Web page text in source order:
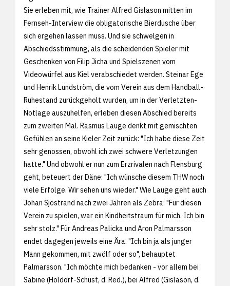
Sie erleben mit, wie Trainer Alfred Gislason mitten im
Fernseh-Interview die obligatorische Bierdusche über
sich ergehen lassen muss. Und sie schwelgen in
Abschiedsstimmung, als die scheidenden Spieler mit
Geschenken von Filip Jicha und Spielszenen vom
Videowürfel aus Kiel verabschiedet werden. Steinar Ege
und Henrik Lundström, die vom Verein aus dem Handball-
Ruhestand zurückgeholt wurden, um in der Verletzten-
Notlage auszuhelfen, erleben diesen Abschied bereits
zum zweiten Mal. Rasmus Lauge denkt mit gemischten
Gefühlen an seine Kieler Zeit zurück: "Ich habe diese Zeit
sehr genossen, obwohl ich zwei schwere Verletzungen
hatte." Und obwohl er nun zum Erzrivalen nach Flensburg
geht, beteuert der Däne: "Ich wünsche diesem THW noch
viele Erfolge. Wir sehen uns wieder." Wie Lauge geht auch
Johan Sjöstrand nach zwei Jahren als Zebra: "Für diesen
Verein zu spielen, war ein Kindheitstraum für mich. Ich bin
sehr stolz." Für Andreas Palicka und Aron Palmarsson
endet dagegen jeweils eine Ära. "Ich bin ja als junger
Mann gekommen, mit zwölf oder so", behauptet
Palmarsson. "Ich möchte mich bedanken - vor allem bei
Sabine (Holdorf-Schust, d. Red.), bei Alfred (Gislason, d.